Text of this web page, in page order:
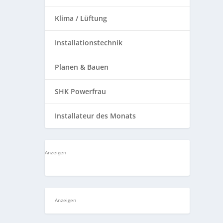
Klima / Lüftung
Installationstechnik
Planen & Bauen
SHK Powerfrau
Installateur des Monats
Anzeigen
Anzeigen